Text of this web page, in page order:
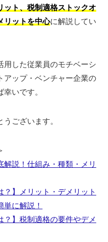
ット、税制適格ストックオ
リットを中心に解説してい
用した従業員のモチベーシ
アップ・ベンチャー企業の
いです。
ございます。
説！仕組み・種類・メリ
？】メリット・デメリット
に解説！
？】税制適格の要件やデメ